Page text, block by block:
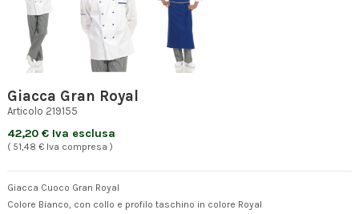
Giacca Gran Royal
Articolo 219155
42,20 € Iva esclusa
( 51,48 € Iva compresa )
Giacca Cuoco Gran Royal
Colore Bianco, con collo e profilo taschino in colore Royal